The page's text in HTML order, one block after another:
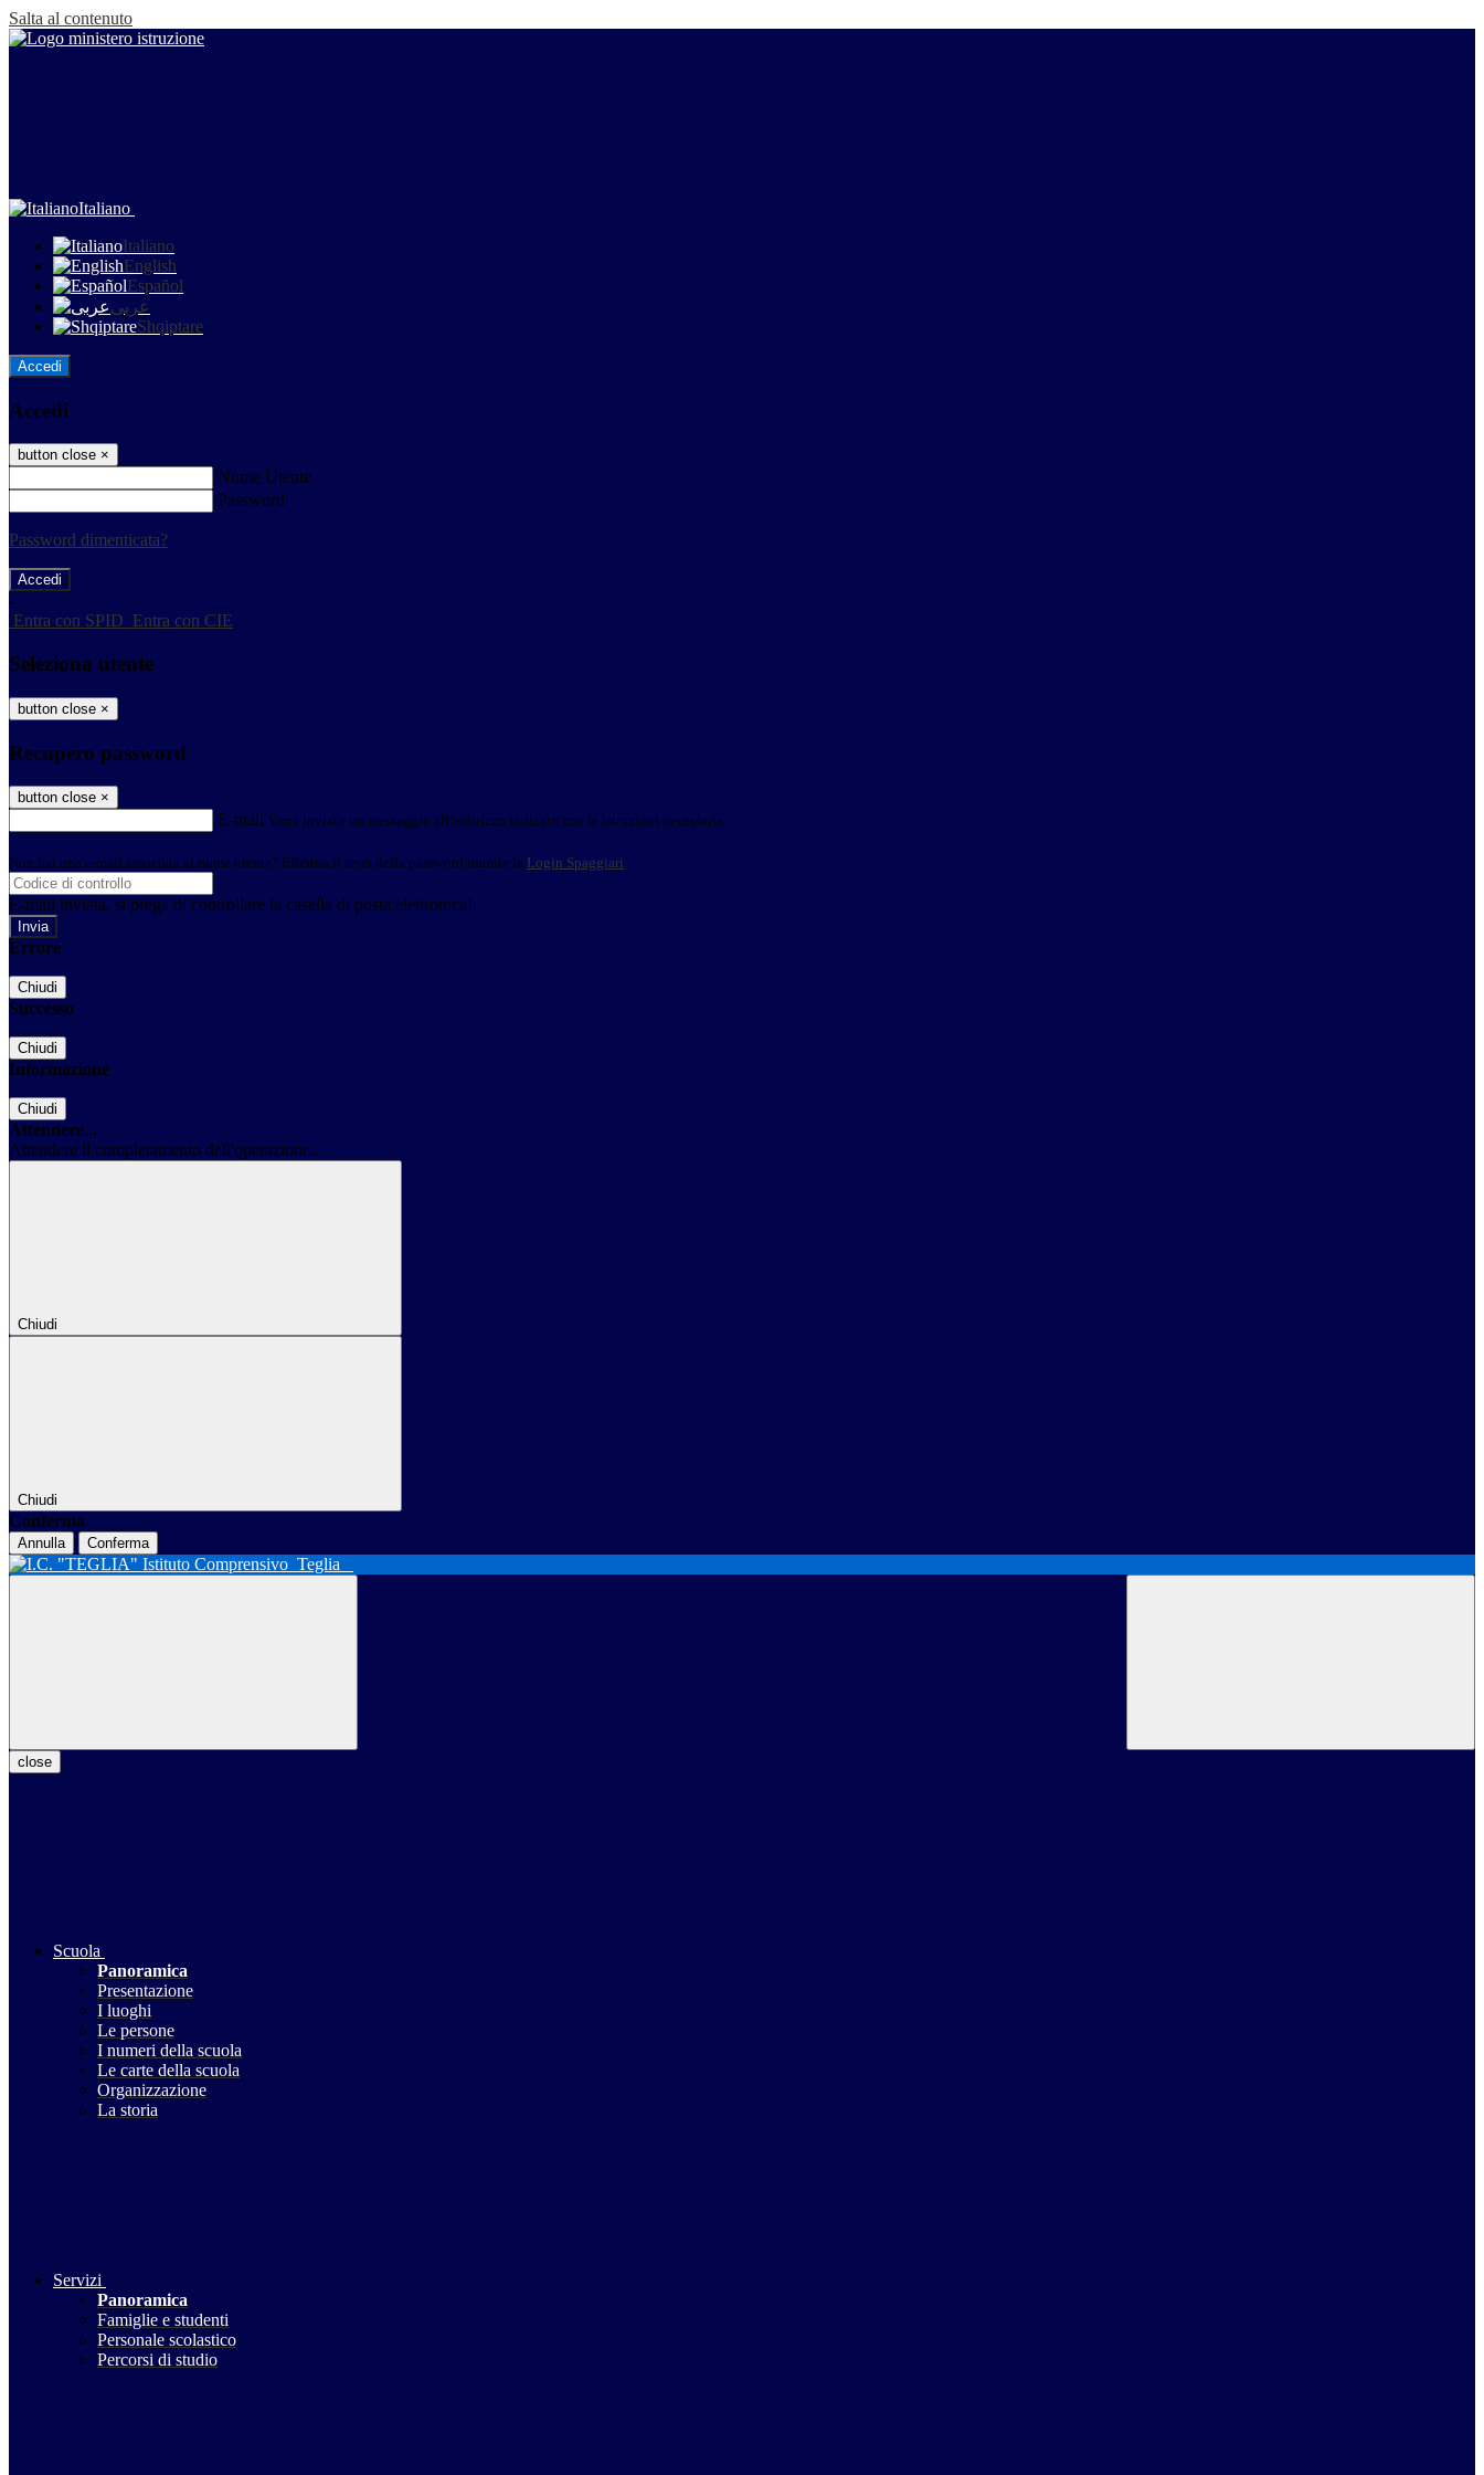
Salta al contenuto
Italiano
Italiano
English
Español
عربى
Shqiptare
Accedi
Accedi
button close ×
Nome Utente
Password
Password dimenticata?
-
Entra con SPID Entra con CIE
Seleziona utente
button close ×
Recupero password
button close ×
E-mail Verrà inviato un messaggio all'indirizzo indicato con le istruzioni necessarie.
Non hai una e-mail associata al nome utente? Effettua il reset della password tramite la Login Spaggiari
E-mail inviata, si prega di controllare la casella di posta elettronica!
Errore
Chiudi
Successo
Chiudi
Informazione
Chiudi
Attendere...
Attendere il completamento dell'operazione...
Chiudi
Chiudi
Conferma
Annulla Conferma
Istituto Comprensivo Teglia
close
Scuola
Panoramica
Presentazione
I luoghi
Le persone
I numeri della scuola
Le carte della scuola
Organizzazione
La storia
Servizi
Panoramica
Famiglie e studenti
Personale scolastico
Percorsi di studio